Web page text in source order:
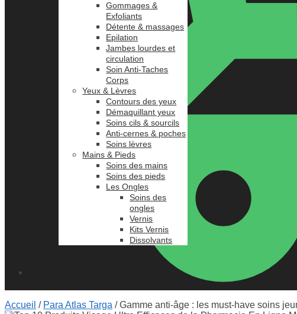
Gommages &
Exfoliants
Détente & massages
Epilation
Jambes lourdes et
circulation
Soin Anti-Taches
Corps
Yeux & Lèvres
Contours des yeux
Démaquillant yeux
Soins cils & sourcils
Anti-cernes & poches
Soins lèvres
Mains & Pieds
Soins des mains
Soins des pieds
Les Ongles
Soins des
ongles
Vernis
Kits Vernis
Dissolvants
Accueil / Para Atlas Targa /Gamme anti-âge : les must-have soins